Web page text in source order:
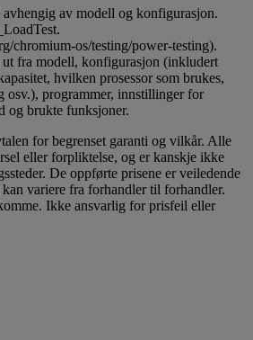
av modell og konfigurasjon.
chromium-os/testing/power-testing).
fra modell, konfigurasjon (inkludert
hvilken prosessor som brukes,
osv.), programmer, innstillinger for
og brukte funksjoner.
for begrenset garanti og vilkår. Alle
eller forpliktelse, og er kanskje ikke
De oppførte prisene er veiledende
variere fra forhandler til forhandler.
Ikke ansvarlig for prisfeil eller